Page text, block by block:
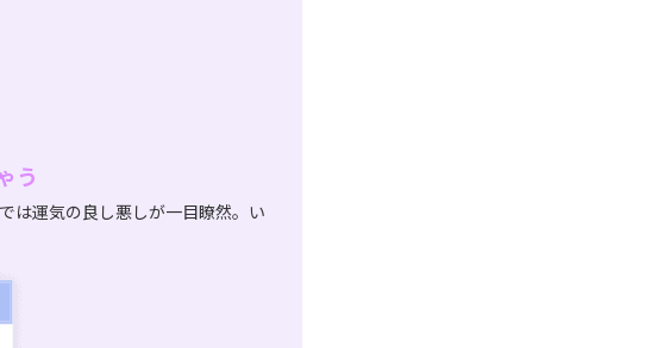
う
は運気の良し悪しが一目瞭然。い